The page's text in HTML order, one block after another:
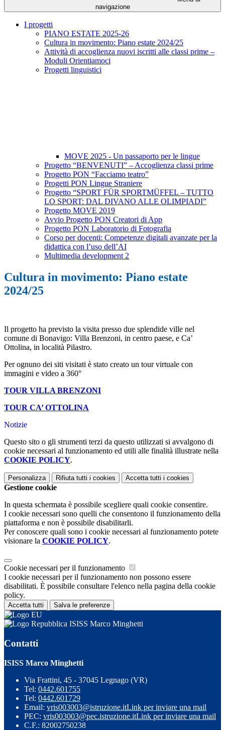
navigazione
I progetti
PIANO ESTATE 2025-26
Cultura in movimento: Piano estate 2024/25
Attività di accoglienza nuovi iscritti alle classi prime –
Moduli Orientiamoci
Progetti linguistici
MOVE 2025 - Un passaporto per le lingue
Progetto “BENVENUTI” – Accoglienza classi prime
Progetto PON “Facciamo teatro”
Progetti PON Lingue Straniere
Progetto “SPORT FÜR SPORTMÜFFEL – TUTTO
LO SPORT: DAL DIVANO ALLE OLIMPIADI”
Progetto MOVE 2019
Avvio Progetto PON Creatori di App
Progetto PON Laboratorio di Fotografia
Corso per docenti: Competenze digitali avanzate per la
didattica con l’uso dell’AI
Multimedia development 2
Cultura in movimento: Piano estate
2024/25
Il progetto ha previsto la visita presso due splendide ville nel
comune di Bonavigo: Villa Brenzoni, in centro paese, e Ca’
Ottolina, in località Pilastro.
Per ognuno dei siti visitati è stato creato un tour virtuale con
immagini e video a 360°
TOUR VILLA BRENZONI
TOUR CA’ OTTOLINA
Notizie
Questo sito o gli strumenti terzi da questo utilizzati si avvalgono di
cookie necessari al funzionamento ed utili alle finalità illustrate nella
COOKIE POLICY.
Personalizza Rifiuta tutti i cookies Accetta tutti i cookies
Gestione cookie
In questa schermata è possibile scegliere quali cookie consentire.
I cookie necessari sono quelli che consentono il funzionamento della
piattaforma e non è possibile disabilitarli.
Per conoscere quali sono i cookie necessari al funzionamento potete
visionare la COOKIE POLICY.
Cookie necessari per il funzionamento
I cookie necessari per il funzionamento non possono essere
disabilitati. È possibile consultare l'elenco nella pagina della cookie
policy.
Accetta tutti Salva le preferenze
ISISS Marco Minghetti
Contatti
ISISS Marco Minghetti
Via Frattini, 45 - 37045 Legnago (VR)
Tel: 0442.601755
Tel: 0442.601729
Email: vris003003@istruzione.itLink per inviare una mail
PEC: vris003003@pec.istruzione.itLink per inviare una mail
C.F.: 82002750238